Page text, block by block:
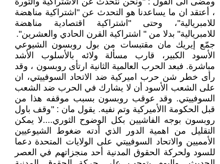
، أعتقد ان ما يساعدنا هو التحدث عن "اشتراكية مناهضة
للامبريالية"، وحتى "اشتراكية اقتصادية مناهضة
للامبريالية" بدلا من " اشتراكية القرن الحادي والعشرين".
جمّع إيريك مان مقتبسات من بول روبسون الشيوعي
الأسود الكبير، قارب مسألة ولائه بالأسلوب الأشد
مباشرة. فبعد الحرب العالمية الثانية ارتأى روبسون ، وقد
رأى خطر شن حرب اميركية ضد الاتحاد السوفييتي، ان
على الشعب الأسود أن لا يشارك في الحرب ضد الشعب
السوفييتي. وقد عوقب روبسون بسبب موقفه هذا من
قبل الحكومة االأميركية وتم نفيه. يقول مان : "وقف باول
روبسون بوجه الفاشيين بكل الوضوح الثوري....لا يمكن
التقليل من اهمية الدور الذي أدته ضغوط الشيوعيين
الأمميين والاتحاد السوفييتي على الولايات المتحدة دعما
للسود ولحركة الحقوق المدنية أحد منجزاتهم في العصر